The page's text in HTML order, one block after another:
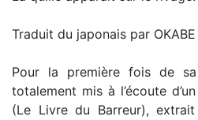
Traduit du japonais par
Pour la première fois de sa
totalement mis à l’écoute
(Le Livre du Barreur),